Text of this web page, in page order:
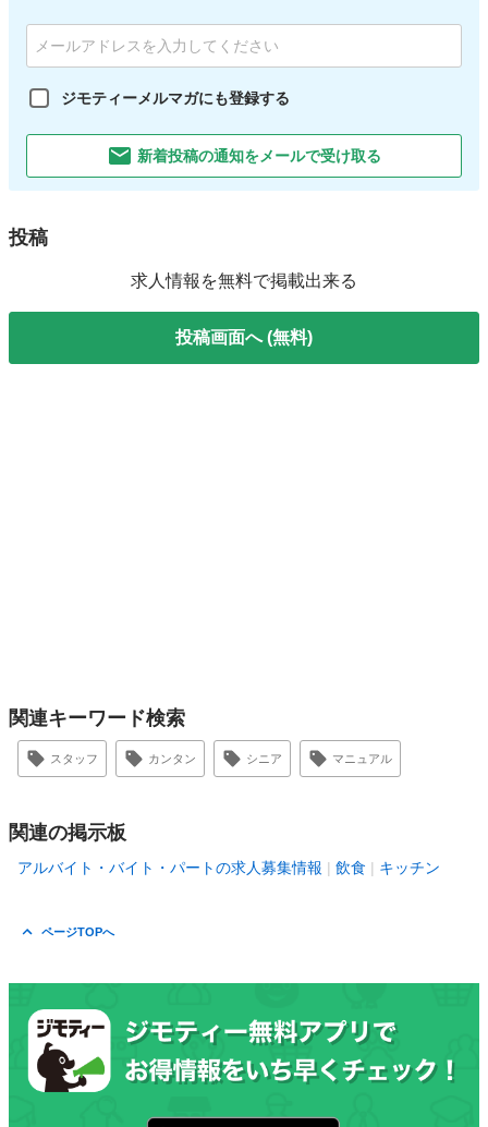
ジモティーメルマガにも登録する
新着投稿の通知をメールで受け取る
投稿
求人情報を無料で掲載出来る
投稿画面へ (無料)
関連キーワード検索
スタッフ カンタン シニア マニュアル
関連の掲示板
アルバイト・バイト・パートの求人募集情報 飲食 キッチン
ページTOPへ